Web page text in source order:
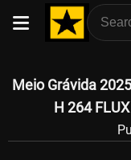
Meio Grávida
H 264